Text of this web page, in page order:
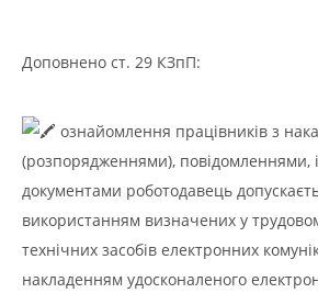
Доповнено ст. 29 КЗпП:
ознайомлення працівників з
(розпорядженнями), повідомленнями,
документами роботодавець
використанням визначених у
технічних засобів електронних
накладенням удосконаленого